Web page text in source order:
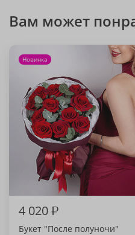
Вам может
Новинка
4 020₽
Букет "После полуночи"